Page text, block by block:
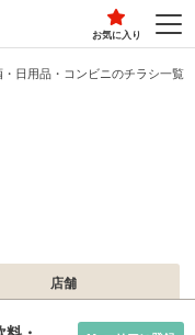
お気に入り
日用品・コンビニのチラシ一覧
店舗